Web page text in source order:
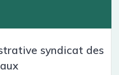
syndicat des